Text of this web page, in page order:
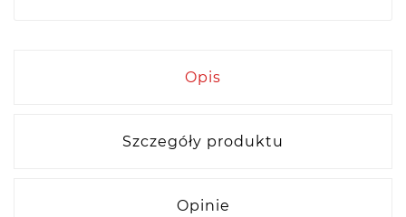
Opis
Szczegóły produktu
Opinie